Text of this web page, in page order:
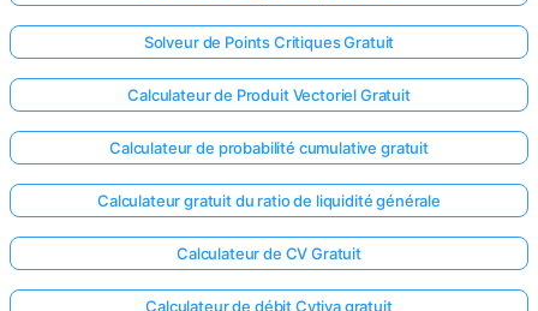
Solveur de Points Critiques Gratuit
Calculateur de Produit Vectoriel Gratuit
Calculateur de probabilité cumulative gratuit
Calculateur gratuit du ratio de liquidité générale
Calculateur de CV Gratuit
Calculateur de débit Cytiva gratuit